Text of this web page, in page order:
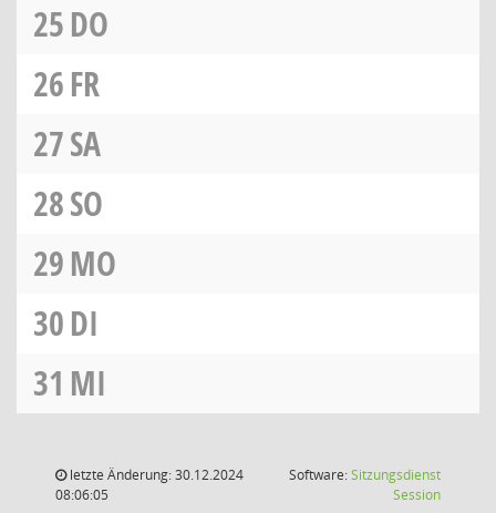
25DO
26FR
27SA
28SO
29MO
30DI
31 MI
letzte Änderung: 30.12.2024
08:06:05
Software:Sitzungsdienst
Session(Wird in